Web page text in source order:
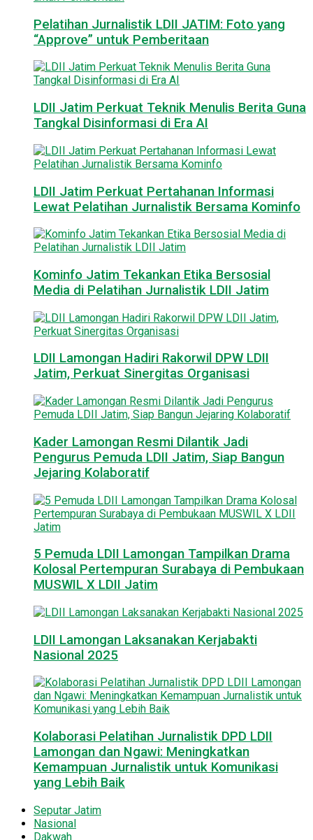
Pelatihan Jurnalistik LDII JATIM: Foto yang
“Approve” untuk Pemberitaan
LDII Jatim Perkuat Teknik Menulis Berita Guna
Tangkal Disinformasi di Era AI
LDII Jatim Perkuat Pertahanan Informasi
Lewat Pelatihan Jurnalistik Bersama Kominfo
Kominfo Jatim Tekankan Etika Bersosial
Media di Pelatihan Jurnalistik LDII Jatim
LDII Lamongan Hadiri Rakorwil DPW LDII
Jatim, Perkuat Sinergitas Organisasi
Kader Lamongan Resmi Dilantik Jadi
Pengurus Pemuda LDII Jatim, Siap Bangun
Jejaring Kolaboratif
5 Pemuda LDII Lamongan Tampilkan Drama
Kolosal Pertempuran Surabaya di Pembukaan
MUSWIL X LDII Jatim
LDII Lamongan Laksanakan Kerjabakti
Nasional 2025
Kolaborasi Pelatihan Jurnalistik DPD LDII
Lamongan dan Ngawi: Meningkatkan
Kemampuan Jurnalistik untuk Komunikasi
yang Lebih Baik
Seputar Jatim
Nasional
Dakwah